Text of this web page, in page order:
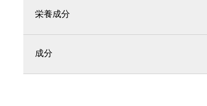
栄養成分
成分